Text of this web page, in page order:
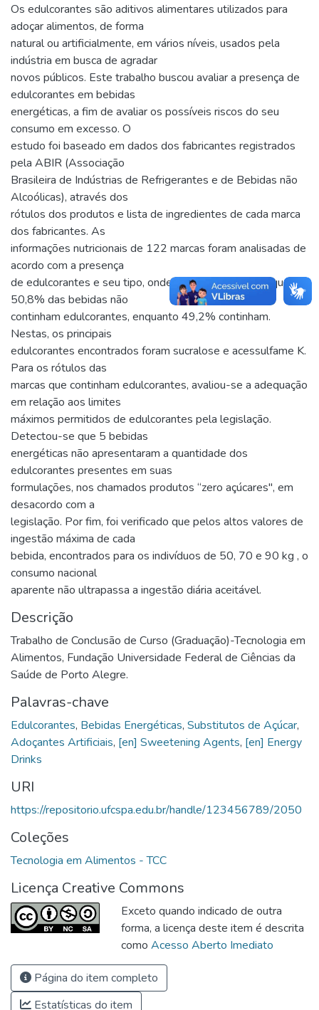
Os edulcorantes são aditivos alimentares utilizados para
adoçar alimentos, de forma
natural ou artificialmente, em vários níveis, usados pela
indústria em busca de agradar
novos públicos. Este trabalho buscou avaliar a presença de
edulcorantes em bebidas
energéticas, a fim de avaliar os possíveis riscos do seu
consumo em excesso. O
estudo foi baseado em dados dos fabricantes registrados
pela ABIR (Associação
Brasileira de Indústrias de Refrigerantes e de Bebidas não
Alcoólicas), através dos
rótulos dos produtos e lista de ingredientes de cada marca
dos fabricantes. As
informações nutricionais de 122 marcas foram analisadas de
acordo com a presença
de edulcorantes e seu tipo, onde foram identificadas que
50,8% das bebidas não
continham edulcorantes, enquanto 49,2% continham.
Nestas, os principais
edulcorantes encontrados foram sucralose e acessulfame K.
Para os rótulos das
marcas que continham edulcorantes, avaliou-se a adequação
em relação aos limites
máximos permitidos de edulcorantes pela legislação.
Detectou-se que 5 bebidas
energéticas não apresentaram a quantidade dos
edulcorantes presentes em suas
formulações, nos chamados produtos “zero açúcares", em
desacordo com a
legislação. Por fim, foi verificado que pelos altos valores de
ingestão máxima de cada
bebida, encontrados para os indivíduos de 50, 70 e 90 kg , o
consumo nacional
aparente não ultrapassa a ingestão diária aceitável.
Descrição
Trabalho de Conclusão de Curso (Graduação)-Tecnologia em
Alimentos, Fundação Universidade Federal de Ciências da
Saúde de Porto Alegre.
Palavras-chave
Edulcorantes, Bebidas Energéticas, Substitutos de Açúcar,
Adoçantes Artificiais, [en] Sweetening Agents, [en] Energy
Drinks
URI
https://repositorio.ufcspa.edu.br/handle/123456789/2050
Coleções
Tecnologia em Alimentos - TCC
Licença Creative Commons
Exceto quando indicado de outra
forma, a licença deste item é descrita
como Acesso Aberto Imediato
Página do item completo
Estatísticas do item